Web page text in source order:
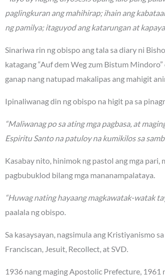
paglingkuran ang mahihirap; ihain ang
ng pamilya; itaguyod ang katarungan at
Sinariwa rin ng obispo ang tala sa diary ni
katagang “Auf dem Weg zum Bistum
ganap nang natupad makalipas ang mahigit
Ipinaliwanag din ng obispo na higit pa sa
“Maliwanag po sa ating mga pagbasa, at
Espiritu Santo na patuloy na kumikilos sa
Kasabay nito, hinimok ng pastol ang mga
pagbubuklod bilang mga mananampalataya.
“Huwag nating hayaang magkawatak-watak
paalala ng obispo.
Sa kasaysayan, nagsimula ang Kristiyanismo
Franciscan, Jesuit, Recollect, at SVD.
1936 nang maging Apostolic Prefecture, 1961